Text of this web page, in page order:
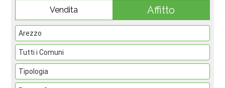
Vendita Affitto